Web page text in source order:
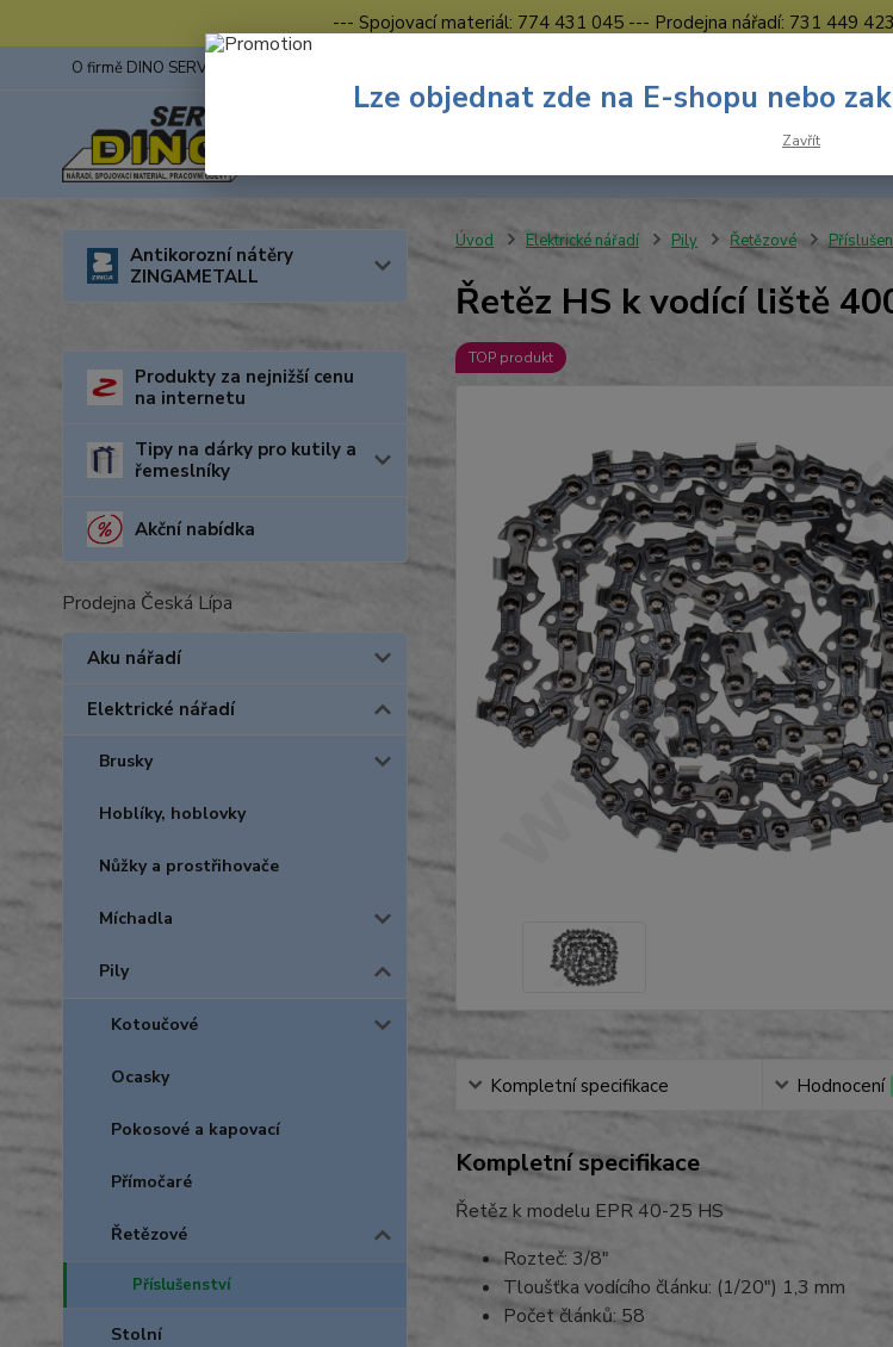
--- Spojovací materiál: 774 431 045 --- Prodejna nářadí: 731 449
O firmě DINO SERVIS s.r.o.
Hledat
Antikorozní nátěry
ZINGAMETALL
Produkty za nejnižší cenu
na internetu
Tipy na dárky pro kutily a
řemeslníky
Akční nabídka
Prodejna Česká Lípa
Aku nářadí
Elektrické nářadí
Brusky
Hoblíky, hoblovky
Nůžky a prostřihovače
Míchadla
Pily
Kotoučové
Ocasky
Pokosové a kapovací
Přímočaré
Řetězové
Příslušenství
Stolní
Úvod Elektrické nářadí Pily Řetězové
Řetěz HS k vodící liště
TOP produkt
Kompletní specifikace Hodnocení
Kompletní specifikace
Řetěz k modelu EPR 40-25 HS
Rozteč: 3/8"
Tloušťka vodícího článku: (1/20") 1,3 mm
Počet článků: 58
Lze objednat zde na E-shopu nebo
Zavřít